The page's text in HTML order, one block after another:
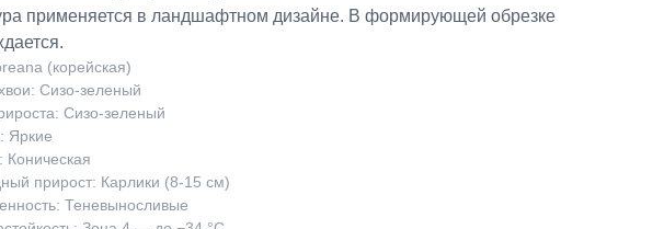
применяется в ландшафтном дизайне. В формирующей обрезке
(корейская)
Сизо-зеленый
Сизо-зеленый
Яркие
прирост: Карлики (8-15 см)
Теневыносливые